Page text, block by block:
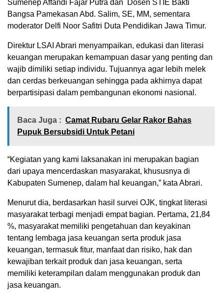
Sumenep Affandi Fajar Putra dan Dosen STIE Bakti
Bangsa Pamekasan Abd. Salim, SE, MM, sementara
moderator Delfi Noor Safitri Duta Pendidikan Jawa Timur.
Direktur LSAI Abrari menyampaikan, edukasi dan literasi
keuangan merupakan kemampuan dasar yang penting dan
wajib dimiliki setiap individu. Tujuannya agar lebih melek
dan cerdas berkeuangan sehingga pada akhirnya dapat
berpartisipasi dalam pembangunan ekonomi nasional.
Baca Juga : Camat Rubaru Gelar Rakor Bahas
Pupuk Bersubsidi Untuk Petani
“Kegiatan yang kami laksanakan ini merupakan bagian
dari upaya mencerdaskan masyarakat, khususnya di
Kabupaten Sumenep, dalam hal keuangan,” kata Abrari.
Menurut dia, berdasarkan hasil survei OJK, tingkat literasi
masyarakat terbagi menjadi empat bagian. Pertama, 21,84
%, masyarakat memiliki pengetahuan dan keyakinan
tentang lembaga jasa keuangan serta produk jasa
keuangan, termasuk fitur, manfaat dan risiko, hak dan
kewajiban terkait produk dan jasa keuangan, serta
memiliki keterampilan dalam menggunakan produk dan
jasa keuangan.